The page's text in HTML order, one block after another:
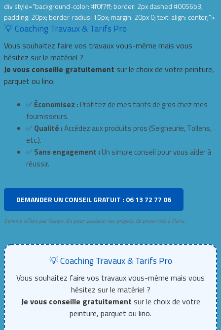
div style="background-color: #f0f7ff; border: 2px dashed #0056b3;
padding: 20px; border-radius: 15px; margin: 20px 0; text-align: center;">
💡 Coaching Travaux & Tarifs Pro
Vous souhaitez faire vos travaux vous-même mais vous
hésitez sur le matériel ?
Je vous conseille gratuitement sur le choix de votre peinture,
parquet ou lino.
✅ Économisez : Profitez de mes tarifs de gros chez mes
fournisseurs.
✅ Qualité :Accédez aux produits pros (Seigneurie, Tollens,
etc.).
✅ Sans engagement : Un simple conseil pour vous aider à
réussir.
DEMANDER UN CONSEIL GRATUIT : 06 13 72 77 06
Service offert par Renov-Ex pour soutenir les projets de proximité à Paris.
💡 Coaching Travaux & Tarifs Pro
Vous souhaitez faire vos travaux vous-même mais vous
hésitez sur le matériel ?
Je vous conseille gratuitement sur le choix de votre
peinture, parquet ou lino.